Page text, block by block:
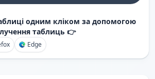
одним кліком за допомогою
таблиць 👉
Edge